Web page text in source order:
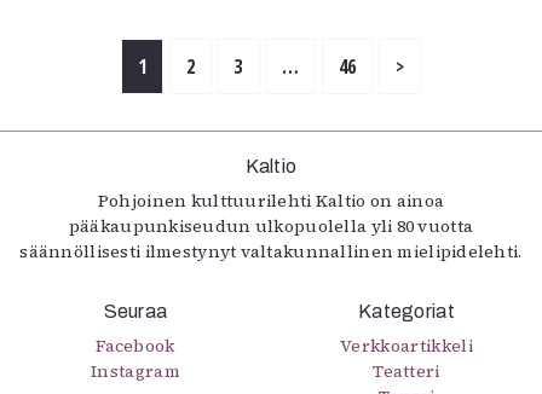
1 2 3 … 46 >
Kaltio
Pohjoinen kulttuurilehti Kaltio on ainoa
pääkaupunkiseudun ulkopuolella yli 80 vuotta
säännöllisesti ilmestynyt valtakunnallinen mielipidelehti.
Seuraa
Facebook
Instagram
Kategoriat
Verkkoartikkeli
Teatteri